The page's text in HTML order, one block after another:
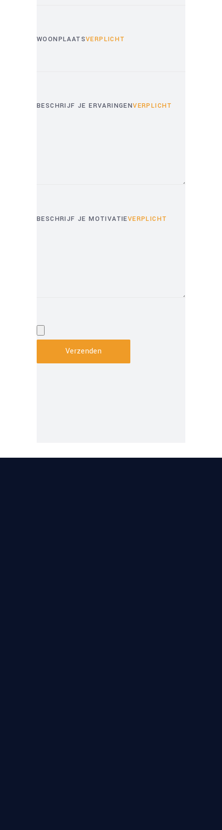
WOONPLAATSVERPLICHT
BESCHRIJF JE ERVARINGENVERPLICHT
BESCHRIJF JE MOTIVATIEVERPLICHT
Verzenden